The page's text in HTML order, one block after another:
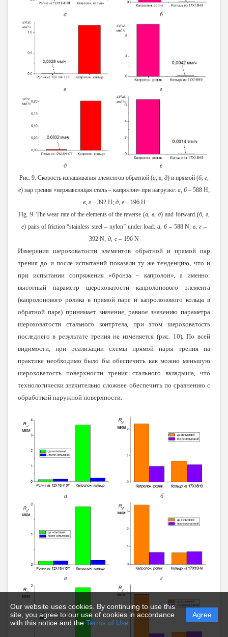
Our website uses cookies. By continuing to use this
site, you agree to our use of cookies in accordance
with this notice and the Terms of Use
Agree
а б
в г
д
е
Рис. 9. Скорость изнашивания элементов обратной (а, в, д) и прямой (б, г,
е) пар трения «нержавеющая сталь – капролон» при нагрузке: а, б– 588 Н;
в, г – 392 Н; д, е– 196 Н
Fig. 9. The wear rate of the elements of the reverse (a, в, д) and forward (б, г,
е) pairs of friction “stainless steel – nylon” under load: a, б – 588 N; в, г –
392 N; д, е – 196 N
Измерения шероховатости элементов обратной и прямой пар
трения до и после испытаний показали ту же тенденцию, что и
при испытании сопряжения «бронза – капролон», а именно:
высотный параметр шероховатости капролонового элемента
(капролонового ролика в прямой паре и капролонового кольца в
обратной паре) принимает значение, равное значению параметра
шероховатости стального контртела, при этом шероховатость
последнего в результате трения не изменяется (рис. 10). По всей
видимости, при реализации схемы прямой пары трения на
практике необходимо было бы обеспечить как можно меньшую
шероховатость поверхности трения стального вкладыша, что
технологически значительно сложнее обеспечить по сравнению с
обработкой наружной поверхности.
а б
в г